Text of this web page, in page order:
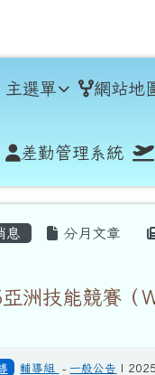
小學
主選單 網站地
差勤管理系統
區域
息 分月文章
亞洲技能競賽
輔導組 - 一般公告 |